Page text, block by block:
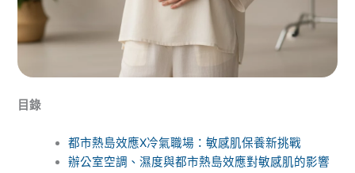
目錄
都市熱島效應X冷氣職場：敏感肌保養新挑戰
辦公室空調、濕度與都市熱島效應對敏感肌的影響